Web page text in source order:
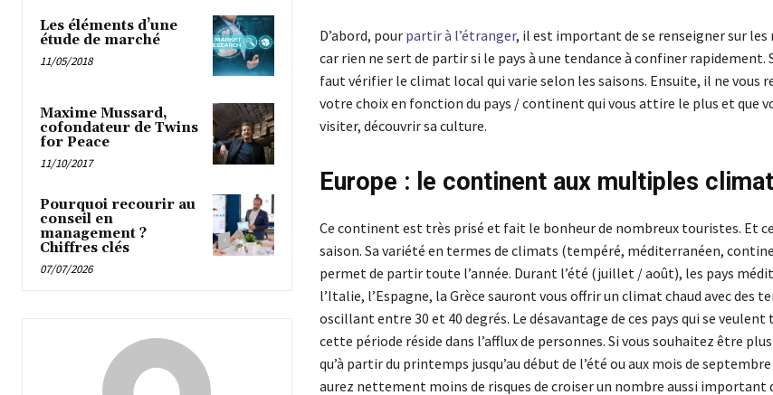
Les éléments d’une
étude de marché
11/05/2018
Maxime Mussard,
cofondateur de Twins
for Peace
11/10/2017
Pourquoi recourir au
conseil en
management ?
Chiffres clés
07/07/2026
D’abord, pour partir à l’étranger, il est important de se renseigner sur les
car rien ne sert de partir si le pays à une tendance à confiner rapidement.
faut vérifier le climat local qui varie selon les saisons. Ensuite, il ne vous
votre choix en fonction du pays / continent qui vous attire le plus et que
visiter, découvrir sa culture.
Europe : le continent aux multiples
Ce continent est très prisé et fait le bonheur de nombreux touristes. Et
saison. Sa variété en termes de climats (tempéré, méditerranéen,
permet de partir toute l’année. Durant l’été (juillet / août), les pays
l’Italie, l’Espagne, la Grèce sauront vous offrir un climat chaud avec des
oscillant entre 30 et 40 degrés. Le désavantage de ces pays qui se veulent
cette période réside dans l’afflux de personnes. Si vous souhaitez être
qu’à partir du printemps jusqu’au début de l’été ou aux mois de
aurez nettement moins de risques de croiser un nombre aussi important